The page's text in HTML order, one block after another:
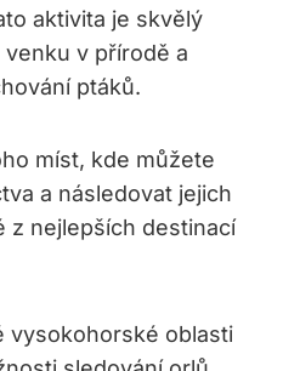
aktivita je skvělý
v přírodě a
ptáků.
míst, kde můžete
a následovat jejich
z nejlepších destinací
vysokohorské oblasti